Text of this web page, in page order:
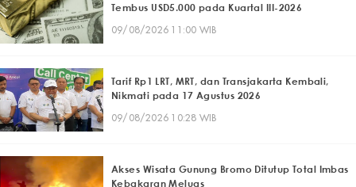
Tembus USD5.000 pada Kuartal III-2026
09/08/2026 11:00 WIB
Tarif Rp1 LRT, MRT, dan Transjakarta Kembali,
Nikmati pada 17 Agustus 2026
09/08/2026 10:28 WIB
Akses Wisata Gunung Bromo Ditutup Total Imbas
Kebakaran Meluas